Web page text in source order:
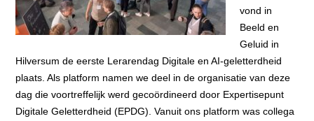
vond in
Beeld en
Geluid in
Hilversum de eerste Lerarendag Digitale en AI-geletterdheid
plaats. Als platform namen we deel in de organisatie van deze
dag die voortreffelijk werd gecoördineerd door Expertisepunt
Digitale Geletterdheid (EPDG). Vanuit ons platform was collega